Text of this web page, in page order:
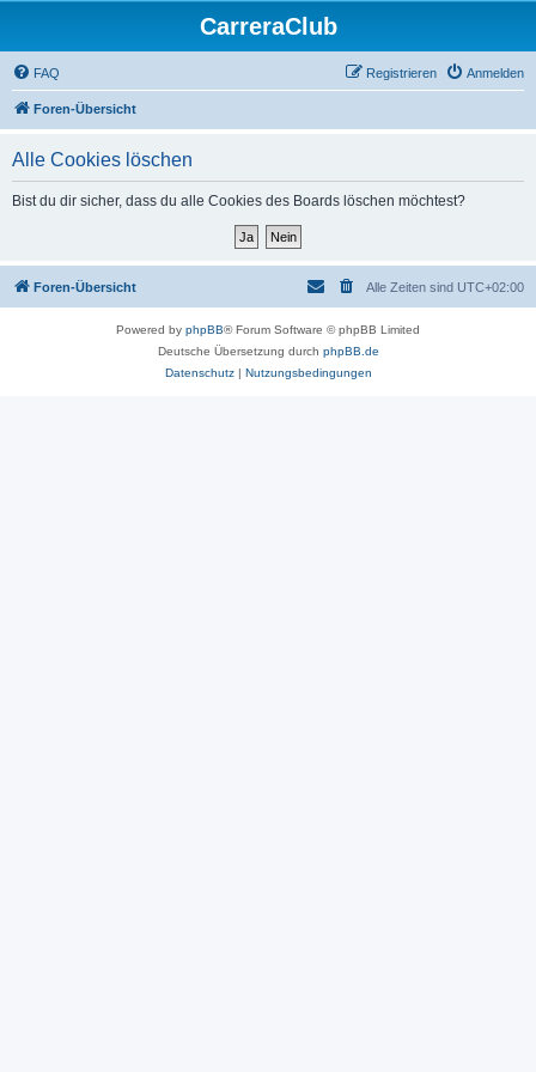
CarreraClub
FAQ Anmelden
Registrieren
Foren-Übersicht
Alle Cookies löschen
Bist du dir sicher, dass du alle Cookies des Boards löschen möchtest?
Foren-Übersicht Alle Zeiten sind UTC+02:00
Powered by phpBB® Forum Software © phpBB Limited
Deutsche Übersetzung durch phpBB.de
Datenschutz| Nutzungsbedingungen